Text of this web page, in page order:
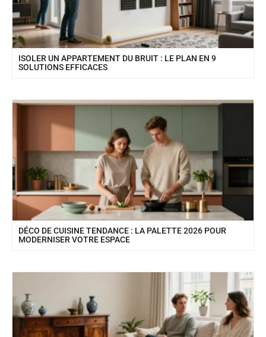
ISOLER UN APPARTEMENT DU BRUIT : LE PLAN EN 9
SOLUTIONS EFFICACES
DÉCO DE CUISINE TENDANCE : LA PALETTE 2026 POUR
MODERNISER VOTRE ESPACE